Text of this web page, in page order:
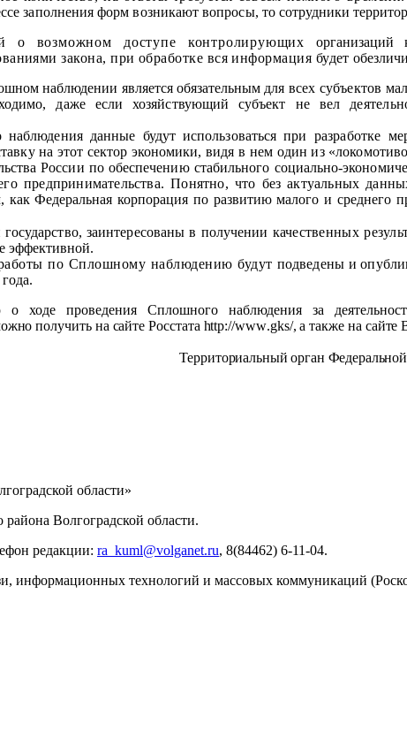
заполнения форм возникают вопросы, то сотрудники
о возможном доступе контролирующихорганизаций
закона, при обработке вся информация будет
наблюдении является обязательным для всех субъектов
даже если хозяйствующий субъект не вел
данные будут использоваться при разработке
на этот сектор экономики, видя в нем один из
России по обеспечению стабильного социально-
предпринимательства. Понятно, что без актуальных
как Федеральная корпорация по развитию малого и среднего
заинтересованы в получении качественных
эффективной.
по Сплошному наблюдению будутподведены и
ходе проведения Сплошного наблюдения за
получить на сайте Росстата http://www.gks/, а также на сайте
Территориальный орган
области»
Волгоградской области.
редакции: ra_kuml@volganet.ru, 8(84462) 6-11-04.
информационных технологий и массовых коммуникаций